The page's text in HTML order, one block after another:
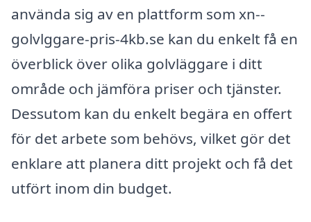
använda sig av en plattform som xn--
golvlggare-pris-4kb.se kan du enkelt få en
överblick över olika golvläggare i ditt
område och jämföra priser och tjänster.
Dessutom kan du enkelt begära en offert
för det arbete som behövs, vilket gör det
enklare att planera ditt projekt och få det
utfört inom din budget.